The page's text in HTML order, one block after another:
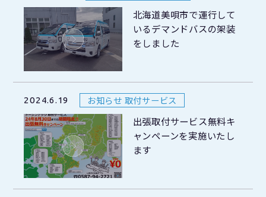
北海道美唄市で運行して
いるデマンドバスの架装
をしました
2024.6.19 お知らせ 取付サービス
出張取付サービス無料キ
ャンペーンを実施いたし
ます